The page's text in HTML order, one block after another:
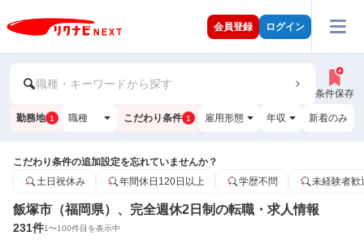
会員登録 ログイン
職種・キーワードから探す
条件保存
勤務地 1 職種 こだわり条件 1 雇用形態 年収 新着のみ
こだわり条件の追加設定を忘れていませんか？
土日祝休み
年間休日120日以上 学歴不問 未経験者歓
飯塚市（福岡県）、完全週休2日制の転職・求人情報
231件1〜100件目を表示中